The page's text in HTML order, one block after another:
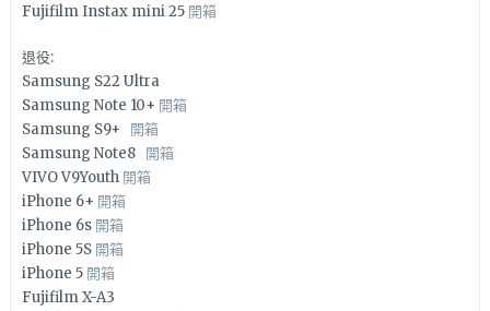
Fujifilm Instax mini 25 開箱
退役:
Samsung S22 Ultra
Samsung Note 10+ 開箱
Samsung S9+ 開箱
Samsung Note8 開箱
VIVO V9Youth 開箱
iPhone 6+ 開箱
iPhone 6s 開箱
iPhone 5S 開箱
iPhone 5 開箱
Fujifilm X-A3